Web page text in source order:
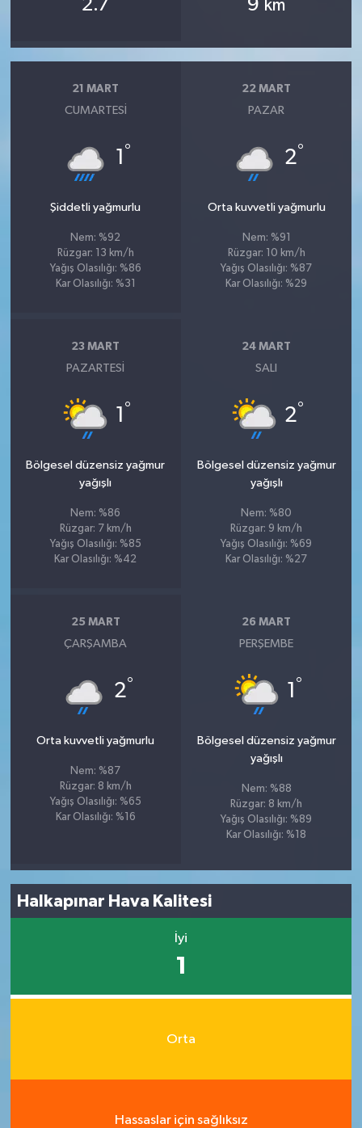
2.7 9 km
21 MART
CUMARTESI
1 °
Şiddetli yağmurlu
Nem: %92
Rüzgar: 13 km/h
Yağış Olasılığı: %86
Kar Olasılığı: %31
22 MART
PAZAR
2°
Orta kuvvetli yağmurlu
Nem: %91
Rüzgar: 10 km/h
Yağış Olasılığı: %87
Kar Olasılığı: %29
23 MART
PAZARTESI
1 °
Bölgesel düzensiz yağmur
yağışlı
Nem: %86
Rüzgar: 7 km/h
Yağış Olasılığı: %85
Kar Olasılığı: %42
24 MART
SALI
2°
Bölgesel düzensiz yağmur
yağışlı
Nem: %80
Rüzgar: 9 km/h
Yağış Olasılığı: %69
Kar Olasılığı: %27
25 MART
ÇARŞAMBA
2°
Orta kuvvetli yağmurlu
Nem: %87
Rüzgar: 8 km/h
Yağış Olasılığı: %65
Kar Olasılığı: %16
26 MART
PERŞEMBE
1 °
Bölgesel düzensiz yağmur
yağışlı
Nem: %88
Rüzgar: 8 km/h
Yağış Olasılığı: %89
Kar Olasılığı: %18
Halkapınar Hava Kalitesi
İyi
1
Orta
Hassaslar için sağlıksız